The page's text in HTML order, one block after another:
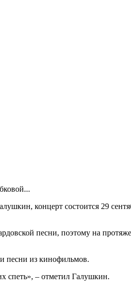
концерт состоится 29
песни, поэтому на
песни из кинофильмов.
спеть», – отметил Галушкин.